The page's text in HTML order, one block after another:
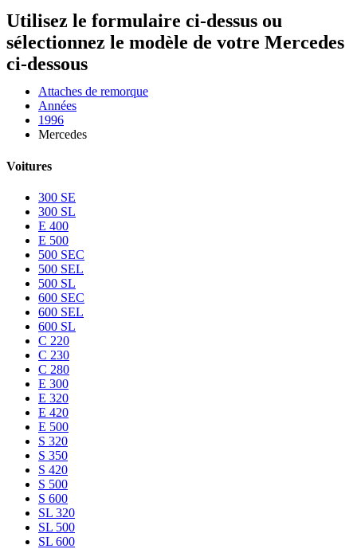
Utilisez le formulaire ci-dessus ou
sélectionnez le modèle de votre Mercedes
ci-dessous
Attaches de remorque
Années
1996
Mercedes
Voitures
300 SE
300 SL
E 400
E 500
500 SEC
500 SEL
500 SL
600 SEC
600 SEL
600 SL
C 220
C 230
C 280
E 300
E 320
E 420
E 500
S 320
S 350
S 420
S 500
S 600
SL 320
SL 500
SL 600